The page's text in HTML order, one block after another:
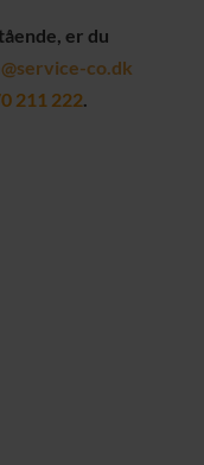
er du
co.dk
211 222.